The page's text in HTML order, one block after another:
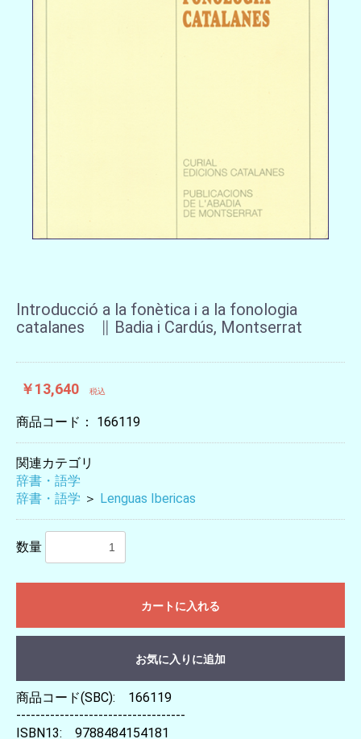
Introducció a la fonètica i a la fonologia
catalanes ∥ Badia i Cardús, Montserrat
￥13,640 税込
商品コード： 166119
関連カテゴリ
辞書・語学
辞書・語学 ＞ Lenguas Ibericas
数量
カートに入れる
お気に入りに追加
商品コード(SBC): 166119
-----------------------------------
ISBN13: 9788484154181